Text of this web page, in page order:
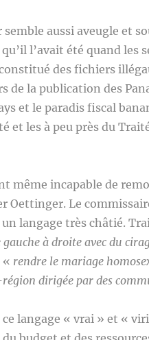
aussi aveugle et
l’avait été quand les
des fichiers
de la publication des
et le paradis fiscal
et les à peu près du
même incapable de
Oettinger. Le
langage très châtié.
gauche à droite avec du
« rendre le mariage
dirigée par des
langage « vrai » et «